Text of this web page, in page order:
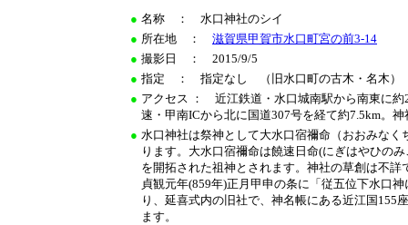
● 名称 ： 水口神社のシイ
● 所在地 ： 滋賀県甲賀市水口町宮の前3-14
● 撮影日 ： 2015/9/5
● 指定 ： 指定なし （旧水口町の古木・名木）
● アクセス ： 近江鉄道・水口城南駅から南東に
速・甲南ICから北に国道307号を経て約7.5km。
● 水口神社は祭神として大水口宿禰命（おおみなく
ります。大水口宿禰命は饒速日命(にぎはやひの
を開拓された祖神とされます。神社の草創は不詳
貞観元年(859年)正月甲申の条に「従五位下水口
り、延喜式内の旧社で、神名帳にある近江国155
ます。